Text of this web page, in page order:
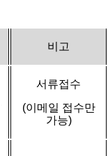
비고
서류접수
(이메일 접수만
가능)